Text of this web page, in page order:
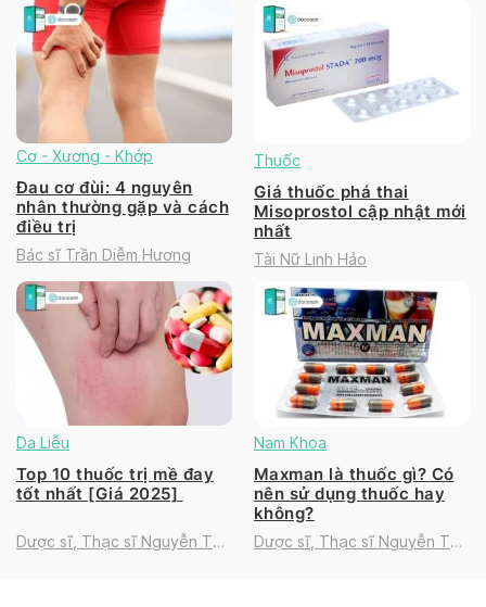
Cơ - Xương - Khớp
Đau cơ đùi: 4 nguyên
nhân thường gặp và cách
điều trị
Bác sĩ Trần Diễm Hương
Thuốc
Giá thuốc phá thai
Misoprostol cập nhật mới
nhất
Tài Nữ Linh Hảo
Da Liễu
Top 10 thuốc trị mề đay
tốt nhất [Giá 2025]
Dược sĩ, Thạc sĩ Nguyễn Thị
Nam Khoa
Maxman là thuốc gì? Có
nên sử dụng thuốc hay
không?
Dược sĩ, Thạc sĩ Nguyễn Thị